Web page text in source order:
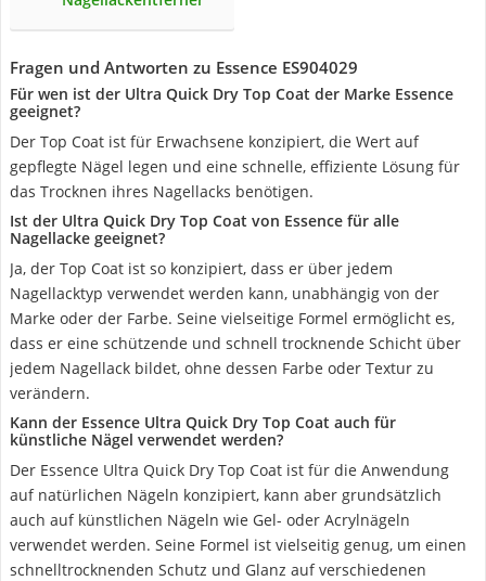
Fragen und Antworten zu Essence ES904029
Für wen ist der Ultra Quick Dry Top Coat der Marke Essence
geeignet?
Der Top Coat ist für Erwachsene konzipiert, die Wert auf
gepflegte Nägel legen und eine schnelle, effiziente Lösung für
das Trocknen ihres Nagellacks benötigen.
Ist der Ultra Quick Dry Top Coat von Essence für alle
Nagellacke geeignet?
Ja, der Top Coat ist so konzipiert, dass er über jedem
Nagellacktyp verwendet werden kann, unabhängig von der
Marke oder der Farbe. Seine vielseitige Formel ermöglicht es,
dass er eine schützende und schnell trocknende Schicht über
jedem Nagellack bildet, ohne dessen Farbe oder Textur zu
verändern.
Kann der Essence Ultra Quick Dry Top Coat auch für
künstliche Nägel verwendet werden?
Der Essence Ultra Quick Dry Top Coat ist für die Anwendung
auf natürlichen Nägeln konzipiert, kann aber grundsätzlich
auch auf künstlichen Nägeln wie Gel- oder Acrylnägeln
verwendet werden. Seine Formel ist vielseitig genug, um einen
schnelltrocknenden Schutz und Glanz auf verschiedenen